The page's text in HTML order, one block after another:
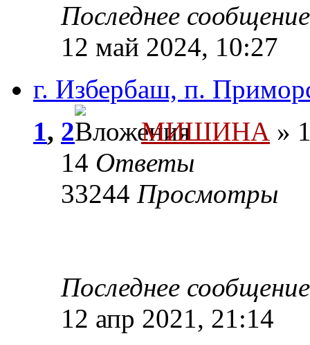
Последнее
12 май 2024, 10:27
г. Избербаш, п.
1, 2 МИШИНА »
14 Ответы
33244 Просмотры
Последнее
12 апр 2021, 21:14